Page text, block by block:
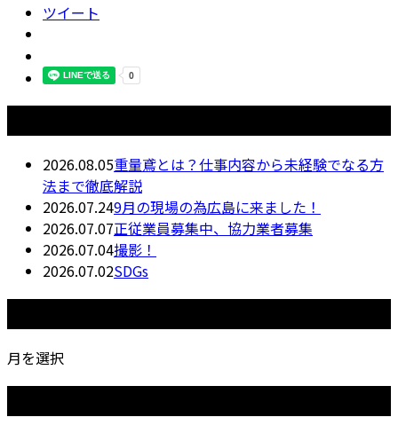
ツイート
2026.08.05重量鳶とは？仕事内容から未経験でなる方
法まで徹底解説
2026.07.249月の現場の為広島に来ました！
2026.07.07正従業員募集中、協力業者募集
2026.07.04撮影！
2026.07.02SDGs
月を選択